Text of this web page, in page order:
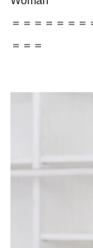
＝＝＝＝＝＝
＝＝＝